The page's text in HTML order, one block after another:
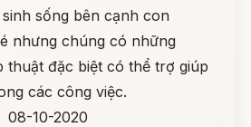
sống bên cạnh con
nhưng chúng có những
thuật đặc biệt có thể trợ giúp
các công việc.
08-10-2020